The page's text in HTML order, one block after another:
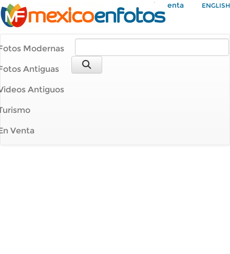
Mi Cuenta ENGLISH
Modernas
Antiguas
Antiguos
Venta